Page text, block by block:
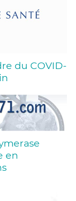
du COVID-
en